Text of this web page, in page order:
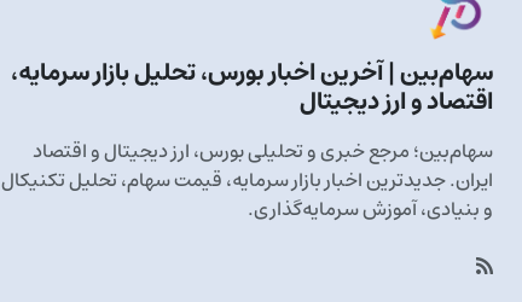
سهام‌بین | آخرین اخبار بورس، تحلیل بازار سرمایه،
اقتصاد و ارز دیجیتال
سهام‌بین؛ مرجع خبری و تحلیلی بورس، ارز دیجیتال و اقتصاد
ایران. جدیدترین اخبار بازار سرمایه، قیمت سهام، تحلیل تکنیکال
و بنیادی، آموزش سرمایه‌گذاری.